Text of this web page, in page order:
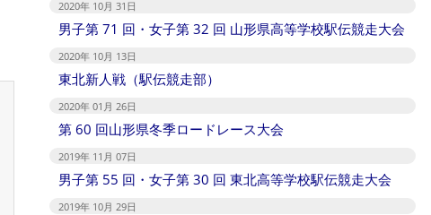
2020年 10月 31日
男子第 71 回・女子第 32 回 山形県高等学校駅伝競走大会
2020年 10月 13日
東北新人戦（駅伝競走部）
2020年 01月 26日
第 60 回山形県冬季ロードレース大会
2019年 11月 07日
男子第 55 回・女子第 30 回 東北高等学校駅伝競走大会
2019年 10月 29日